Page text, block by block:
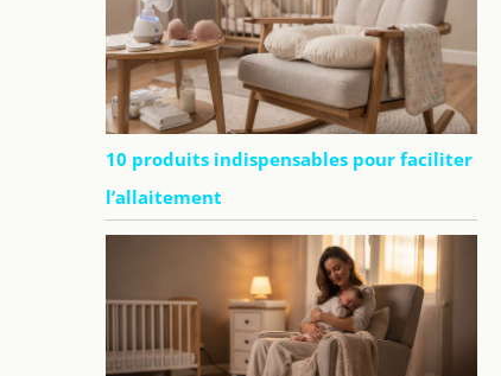
10 produits indispensables pour faciliter
l’allaitement